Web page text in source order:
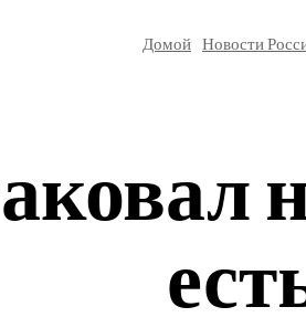
Домой Новости